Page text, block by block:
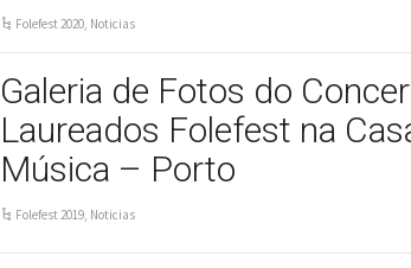
Folefest 2020, Noticias
Galeria de Fotos do
Laureados Folefest na
Música – Porto
Folefest 2019, Noticias